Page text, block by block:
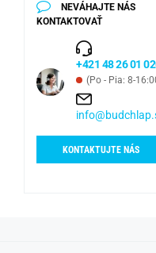
NEVÁHAJTE NÁS
KONTAKTOVAŤ
+421 48 26 01
(Po - Pia: 8-
KONTAKTUJTE NÁS